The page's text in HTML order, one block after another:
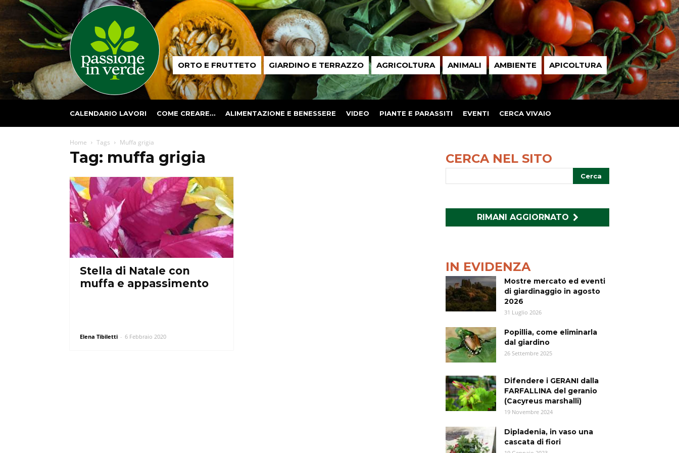
Passione
in ORTO E FRUTTETO GIARDINO E TERRAZZO AGRICOLTURA ANIMALI AMBIENTE APICOLTURA
CALENDARIO LAVORI COME CREARE… ALIMENTAZIONE E BENESSERE VIDEO PIANTE E PARASSITI EVENTI CERCA VIVAIO
Home Tags Muffa grigia
Tag: muffa grigia
Stella di Natale con
muffa e appassimento
Elena Tibiletti - 6 Febbraio 2020
CERCA NEL SITO
RIMANI AGGIORNATO
IN EVIDENZA
Mostre mercato ed eventi
di giardinaggio in agosto
2026
31 Luglio 2026
Popillia, come eliminarla
dal giardino
26 Settembre 2025
Difendere i GERANI dalla
FARFALLINA del geranio
(Cacyreus marshalli)
19 Novembre 2024
Dipladenia, in vaso una
cascata di fiori